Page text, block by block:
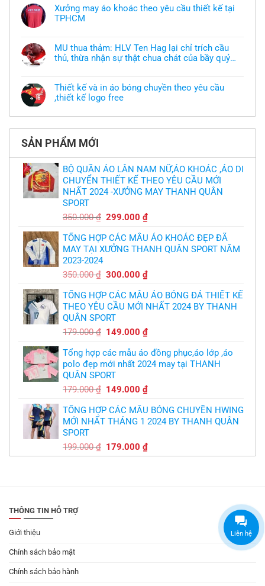
bình
luận
ở
áo
thun
đồng
chưa
có
mẫu
thì
làm
Xưởng may áo khoác theo yêu cầu thiết kế tại
TPHCM
bình
luận
ở
khoác
theo
yêu
thiết
tại
TPHCM
MU thua thảm: HLV Ten Hag lại chỉ trích cầu
thủ, thừa nhận sự thật chua chát của bầy quỷ
bình
luận
ở
thảm:
Hag
lại
trích
cầu
thủ,
thừa
nhận
sự
thật
chát
bầy
quỷ
nhỏ
Thiết kế và in áo bóng chuyền theo yêu cầu
,thiết kế logo free
có
luận
Thiết
và
in
áo
bóng
chuyền
theo
,thiết
free
SẢN PHẨM MỚI
BỘ QUẦN ÁO LÂN NAM NỮ,ÁO KHOÁC ,ÁO DI
CHUYỂN THIẾT KẾ THEO YÊU CẦU MỚI
NHẤT 2024 -XƯỞNG MAY THANH QUÂN
SPORT
350.000₫ Giá
là:
350.000 ₫.
299.000₫Giá
tại
là:
TỔNG HỢP CÁC MẪU ÁO KHOÁC ĐẸP ĐÃ
MAY TẠI XƯỞNG THANH QUÂN SPORT NĂM
2023-2024
350.000₫ Giá
là:
350.000 ₫.
300.000₫Giá
tại
là:
TỔNG HỢP CÁC MẪU ÁO BÓNG ĐÁ THIẾT KẾ
THEO YÊU CẦU MỚI NHẤT 2024 BY THANH
QUÂN SPORT
179.000₫ Giá
là:
179.000 ₫.
149.000₫Giá
tại
là:
Tổng hợp các mẫu áo đồng phục,áo lớp ,áo
polo đẹp mới nhất 2024 may tại THANH
QUÂN SPORT
179.000₫ Giá
là:
179.000 ₫.
149.000₫Giá
tại
là:
TỔNG HỢP CÁC MẪU BÓNG CHUYỀN HWING
MỚI NHẤT THÁNG 1 2024 BY THANH QUÂN
SPORT
199.000₫ Giá
gốc
179.000₫Giá
hiện
THÔNG TIN HỖ TRỢ
Giới thiệu
Chính sách bảo mật
Chính sách bảo hành
Liên hệ